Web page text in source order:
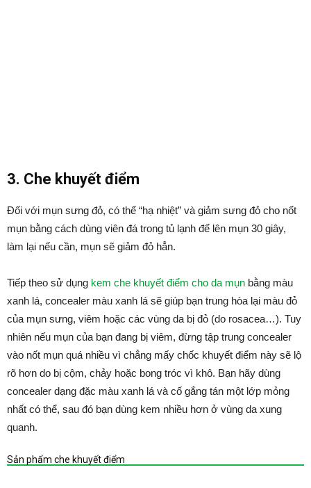
3. Che khuyết điểm
Đối với mụn sưng đỏ, có thể “hạ nhiệt” và giảm sưng đỏ cho nốt
mụn bằng cách dùng viên đá trong tủ lạnh để lên mụn 30 giây,
làm lại nếu cần, mụn sẽ giảm đỏ hẳn.
Tiếp theo sử dụng kem che khuyết điểm cho da mụn bằng màu
xanh lá, concealer màu xanh lá sẽ giúp bạn trung hòa lại màu đỏ
của mụn sưng, viêm hoặc các vùng da bị đỏ (do rosacea…). Tuy
nhiên nếu mụn của bạn đang bị viêm, đừng tập trung concealer
vào nốt mụn quá nhiều vì chẳng mấy chốc khuyết điểm này sẽ lộ
rõ hơn do bị cộm, chảy hoặc bong tróc vì khô. Bạn hãy dùng
concealer dạng đặc màu xanh lá và cố gắng tán một lớp mỏng
nhất có thể, sau đó bạn dùng kem nhiều hơn ở vùng da xung
quanh.
Sản phẩm che khuyết điểm